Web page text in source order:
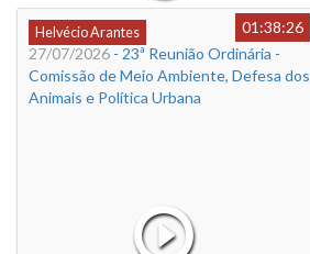
Helvécio Arantes
01:38:26
27/07/2026 - 23ª Reunião Ordinária -
Comissão de Meio Ambiente, Defesa dos
Animais e Política Urbana